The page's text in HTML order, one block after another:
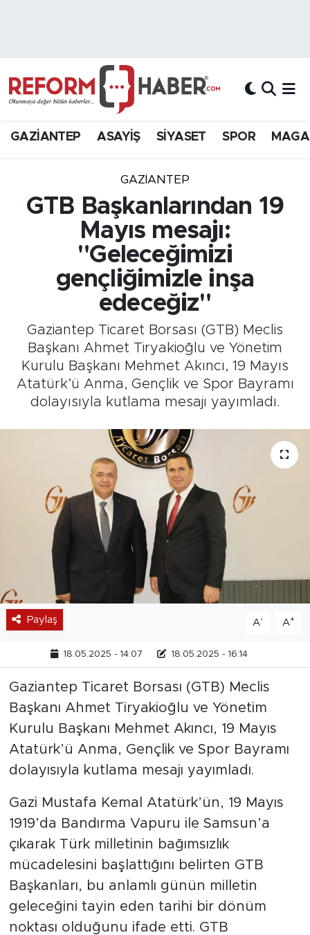
GAZİANTEP ASAYİŞ SİYASET SPOR
GAZIANTEP
GTB Başkanlarından 19
Mayıs mesajı:
"Geleceğimizi
gençliğimizle inşa
edeceğiz"
Gaziantep Ticaret Borsası (GTB) Meclis
Başkanı Ahmet Tiryakioğlu ve Yönetim
Kurulu Başkanı Mehmet Akıncı, 19 Mayıs
Atatürk’ü Anma, Gençlik ve Spor Bayramı
dolayısıyla kutlama mesajı yayımladı.
Paylaş A- A+
18.05.2025 - 14:07 18.05.2025 - 16:14
Gaziantep Ticaret Borsası (GTB) Meclis
Başkanı Ahmet Tiryakioğlu ve Yönetim
Kurulu Başkanı Mehmet Akıncı, 19 Mayıs
Atatürk’ü Anma, Gençlik ve Spor Bayramı
dolayısıyla kutlama mesajı yayımladı.
Gazi Mustafa Kemal Atatürk’ün, 19 Mayıs
1919’da Bandırma Vapuru ile Samsun’a
çıkarak Türk milletinin bağımsızlık
mücadelesini başlattığını belirten GTB
Başkanları, bu anlamlı günün milletin
geleceğini tayin eden tarihi bir dönüm
noktası olduğunu ifade etti. GTB
Hava Durumu
Süper Lig Puan Durumu ve Fikstür
Son Dakika Haberleri
Haber Arşivi